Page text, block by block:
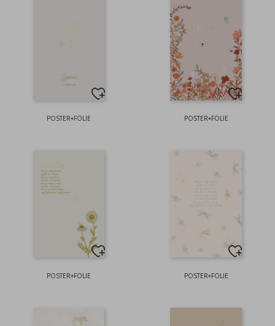
POSTER+FOLIE POSTER+FOLIE
POSTER+FOLIE POSTER+FOLIE